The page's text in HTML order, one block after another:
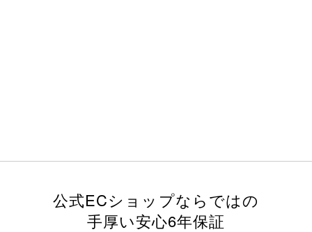
公式ECショップならではの
手厚い安心6年保証